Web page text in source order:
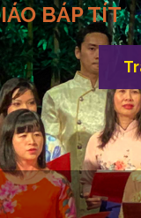
BÁP TÍT
to